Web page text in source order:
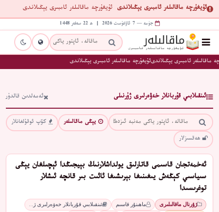
ئۇيغۇرچە ماقالىلەر ئامبىرى يېڭىلاندى ئۇيغۇرچە ماقالىلەر ئامبىرى يېڭىلاندى
جۈمە — 7 ئاۋغۇست 2026 | ھ 22 سەفەر 1448
ماقالىلەر ئامبىرى يېڭىلاندىئۇيغۇرچە ماقالىلەر ئامبىرى يېڭىلاندى
ئىنقىلابىي قۇربانلار خەۋەرلىرى ژۇرنىلى ئەمەلدىن قالدۇر
يېڭى ماقالىلەر
كۆپ ئوقۇلغانلار
ھەقسىزلار
ئەخمەتجان قاسىمى قاتارلىق يولداشلارنىڭ بېيجىڭدا ئېچىلغان يېڭى
سىياسىي كېڭەش يىغىنىغا بېرىشىغا ئائىت بىر قانچە ئىشلار
توغرىسىدا
ژۇرنال ماقالىلىرى ماھىنۇر قاسىم
ئىنقىلابىي قۇربانلار خەۋەرلىرى ژ…